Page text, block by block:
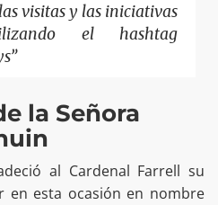
visitas y las iniciativas
el hashtag
la Señora
al Cardenal Farrell su
en esta ocasión en nombre